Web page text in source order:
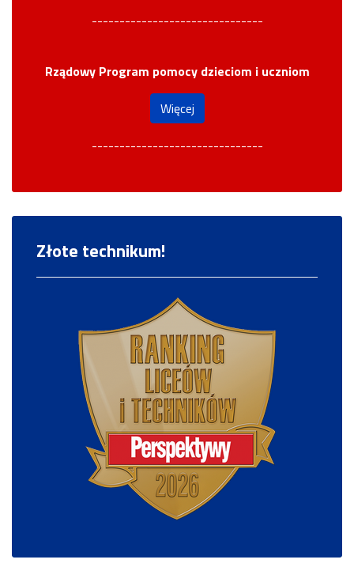
-------------------------------
Rządowy Program pomocy dzieciom i uczniom
Więcej
-------------------------------
Złote technikum!